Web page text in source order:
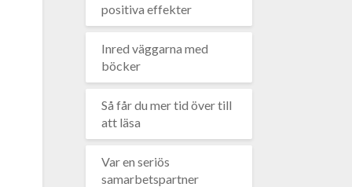
positiva effekter
Inred väggarna med
böcker
Så får du mer tid över till
att läsa
Var en seriös
samarbetspartner